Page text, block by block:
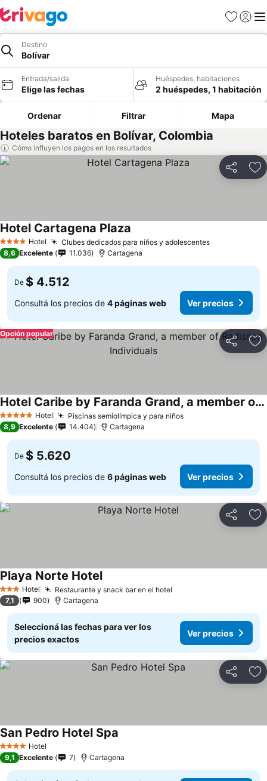
Favoritos
Iniciar
Destino
Bolívar
Entrada/salida
Elige las fechas
Huéspedes, habitaciones
2 huéspedes, 1 habitación
Ordenar Filtrar Mapa
Hoteles baratos en Bolívar, Colombia
Cómo influyen los pagos en los resultados
Compartir
4 EstrellasHotel Clubes dedicados para niños y adolescentes
Hotel Cartagena Plaza
8,6 Excelente 11.036 Cartagena
De $ 4.512
Consultá los precios de 4 páginas web Ver precios
Compartir
Opción popular
5 Estrellas Hotel Piscinas semiolímpica y para niños
Hotel Caribe by Faranda Grand, a member of Radisson Individuals
8,9 Excelente 14.404 Cartagena
De $ 5.620
Consultá los precios de 6 páginas web Ver precios
Compartir
3 Estrellas
Hotel Restaurante y snack bar en el hotel
Playa Norte Hotel
7,1 900 Cartagena
Seleccioná las fechas para ver los
precios exactos
Ver precios
Compartir
4 EstrellasHotel
San Pedro Hotel Spa
9,1 Excelente 7 Cartagena